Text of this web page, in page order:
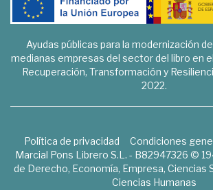
Ayudas públicas para la modernización
medianas empresas del sector del libro en
Recuperación, Transformación y
2022.
Política de privacidad Condiciones
Marcial Pons Librero S.L. - B82947326 ©
de Derecho, Economía, Empresa, Ciencias
Ciencias Humanas